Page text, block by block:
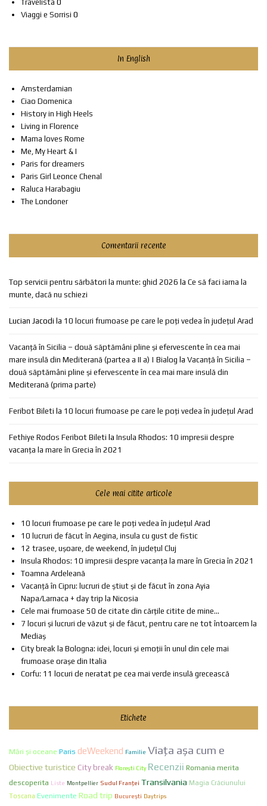
Travelista 0
Viaggi e Sorrisi 0
In English
Amsterdamian
Ciao Domenica
History in High Heels
Living in Florence
Mama loves Rome
Me, My Heart & I
Paris for dreamers
Paris Girl Leonce Chenal
Raluca Harabagiu
The Londoner
Comentarii recente
Top servicii pentru sărbători la munte: ghid 2026 la Ce să faci iarna la
munte, dacă nu schiezi
Lucian Jacodi la 10 locuri frumoase pe care le poți vedea în județul Arad
Vacanță în Sicilia – două săptămâni pline și efervescente în cea mai
mare insulă din Mediterană (partea a II a) | Bialog la Vacanță în Sicilia –
două săptămâni pline și efervescente în cea mai mare insulă din
Mediterană (prima parte)
Feribot Bileti la 10 locuri frumoase pe care le poți vedea în județul Arad
Fethiye Rodos Feribot Bileti la Insula Rhodos: 10 impresii despre
vacanța la mare în Grecia în 2021
Cele mai citite articole
10 locuri frumoase pe care le poți vedea în județul Arad
10 lucruri de făcut în Aegina, insula cu gust de fistic
12 trasee, ușoare, de weekend, în județul Cluj
Insula Rhodos: 10 impresii despre vacanța la mare în Grecia în 2021
Toamna Ardeleană
Vacanță în Cipru: lucruri de știut și de făcut în zona Ayia
Napa/Larnaca + day trip la Nicosia
Cele mai frumoase 50 de citate din cărțile citite de mine...
7 locuri și lucruri de văzut și de făcut, pentru care ne tot întoarcem la
Mediaș
City break la Bologna: idei, locuri și emoții în unul din cele mai
frumoase orașe din Italia
Corfu: 11 locuri de neratat pe cea mai verde insulă grecească
Etichete
Mări și oceane Paris deWeekend Familie Viaţa aşa cum e
Obiective turistice City break Florești City Recenzii Romania merita
descoperita Liste Montpellier Sudul Franței Transilvania Magia Crăciunului
Toscana Evenimente Road trip Bucureşti Daytrips